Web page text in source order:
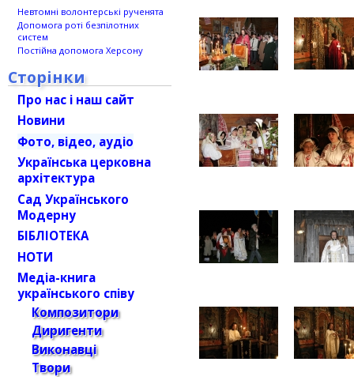
Невтомні волонтерські рученята
Допомога роті безпілотних
систем
Постійна допомога Херсону
Сторінки
Про нас і наш сайт
Новини
Фото, відео, аудіо
Українська церковна
архітектура
Сад Українського
Модерну
БІБЛІОТЕКА
НОТИ
Медіа-книга
українського співу
Композитори
Диригенти
Виконавці
Твори